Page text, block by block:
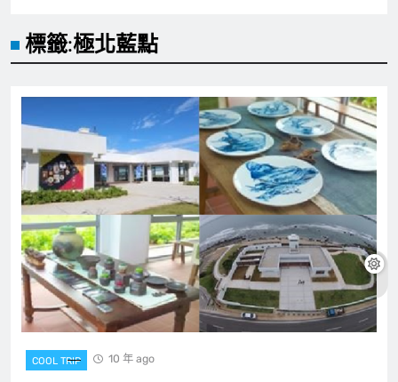
標籤:極北藍點
COOL TRIP 10 年 ago